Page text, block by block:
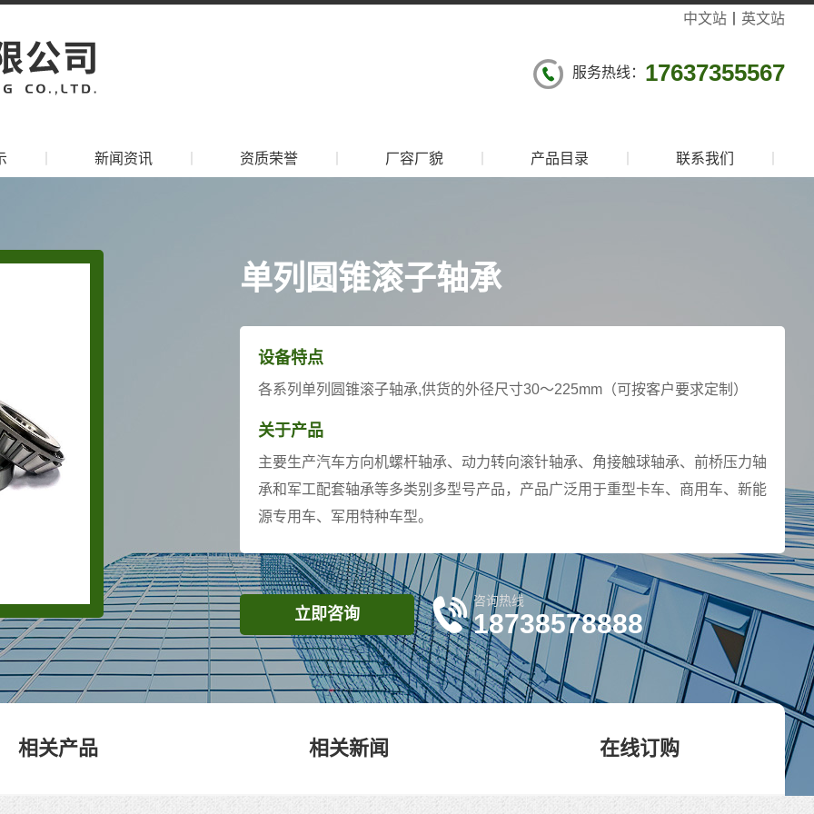
中文站 英文站
服务热线： 17637355567
新闻资讯 资质荣誉 厂容厂貌 产品目录 联系我们
单列圆锥滚子轴承
设备特点
各系列单列圆锥滚子轴承,供货的外径尺寸30～225mm（可按客户要求定制）
关于产品
主要生产汽车方向机螺杆轴承、动力转向滚针轴承、角接触球轴承、前桥压力轴
承和军工配套轴承等多类别多型号产品，产品广泛用于重型卡车、商用车、新能
源专用车、军用特种车型。
立即咨询
咨询热线
18738578888
相关产品 相关新闻 在线订购